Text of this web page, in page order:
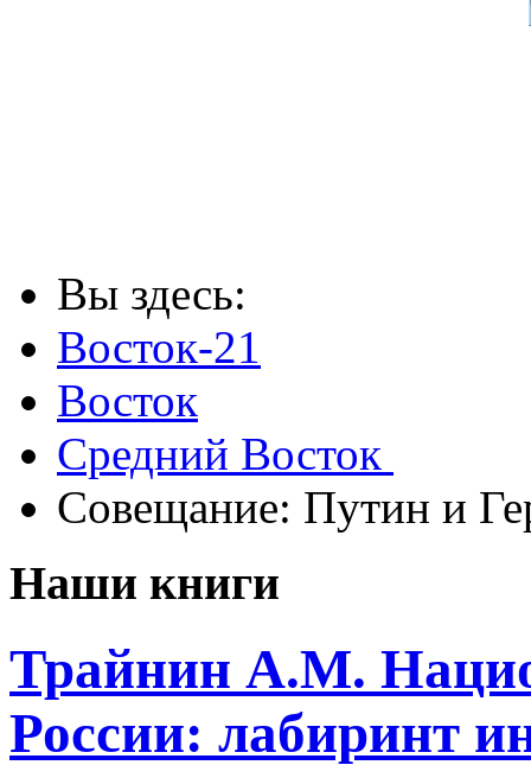
Вы здесь:
Восток-21
Восток
Средний Восток
Совещание: Путин и
Наши книги
Трайнин А.М.
России: лабиринт